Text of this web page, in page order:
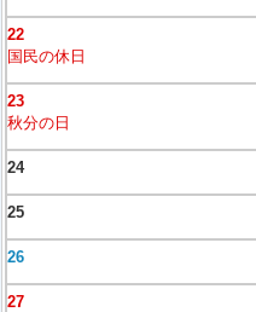
22
国民の休日
23
秋分の日
24
25
26
27